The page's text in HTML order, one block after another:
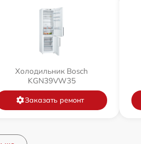
Холодильник Bosch
KGN39VW35
Заказать ремонт